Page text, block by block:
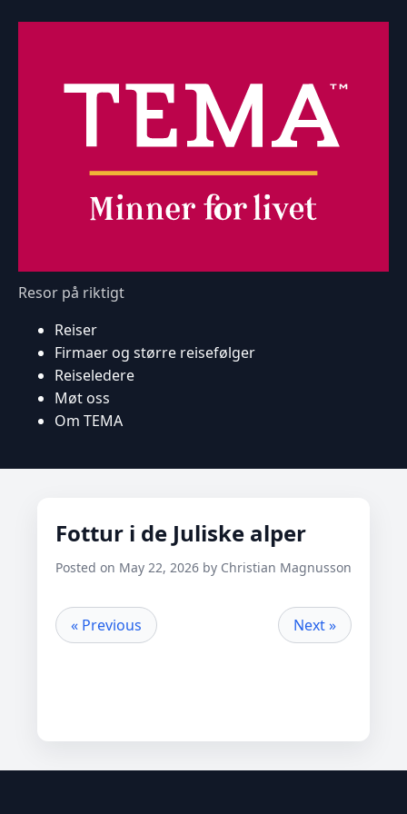
Resor på riktigt
Reiser
Firmaer og større reisefølger
Reiseledere
Møt oss
Om TEMA
Fottur i de Juliske alper
Posted on May 22, 2026 by Christian Magnusson
« Previous Next »